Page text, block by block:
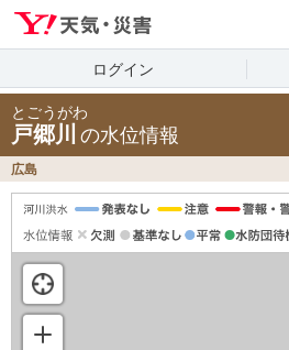
ログイン
とごうがわ
戸郷川 の水位情報
広島